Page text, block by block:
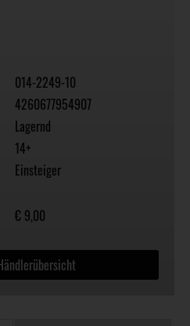
014-2249-10
4260677954907
Lagernd
14+
Einsteiger
€ 9,00